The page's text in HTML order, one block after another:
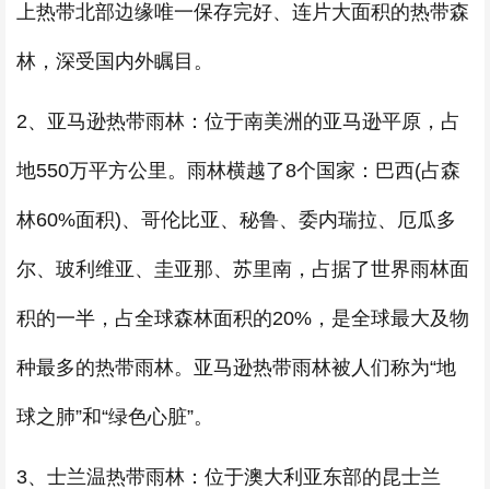
上热带北部边缘唯一保存完好、连片大面积的热带森
林，深受国内外瞩目。
2、亚马逊热带雨林：位于南美洲的亚马逊平原，占
地550万平方公里。雨林横越了8个国家：巴西(占森
林60%面积)、哥伦比亚、秘鲁、委内瑞拉、厄瓜多
尔、玻利维亚、圭亚那、苏里南，占据了世界雨林面
积的一半，占全球森林面积的20%，是全球最大及物
种最多的热带雨林。亚马逊热带雨林被人们称为“地
球之肺”和“绿色心脏”。
3、士兰温热带雨林：位于澳大利亚东部的昆士兰